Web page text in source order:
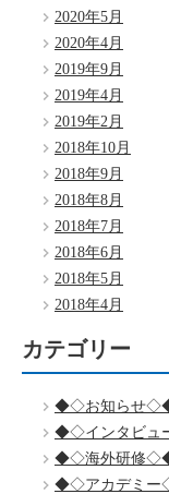
2020年5月
2020年4月
2019年9月
2019年4月
2019年2月
2018年10月
2018年9月
2018年8月
2018年7月
2018年6月
2018年5月
2018年4月
カテゴリー
◆◇お知らせ
◆◇インタビ
◆◇海外研修
◆◇アカデミ